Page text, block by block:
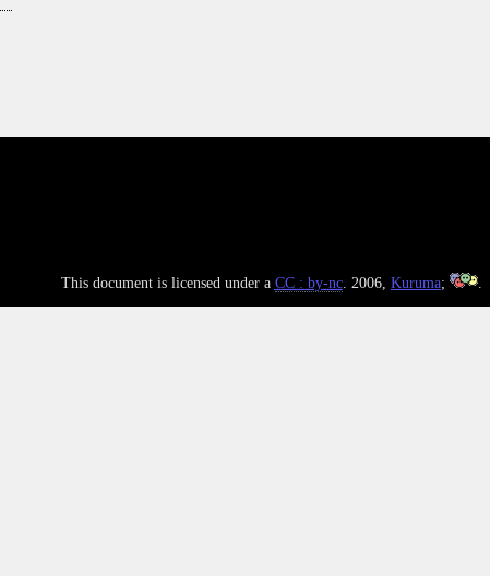
This document is licensed under a CC : by-nc. 2006, Kuruma; .